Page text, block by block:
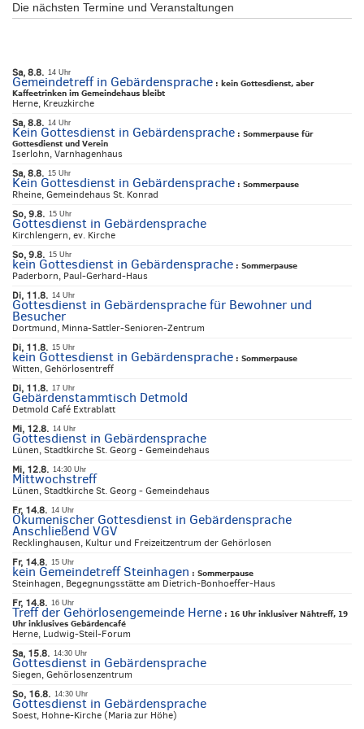
Die nächsten Termine und Veranstaltungen
Sa, 8.8. 14 Uhr
Gemeindetreff in Gebärdensprache : kein Gottesdienst, aber
Kaffeetrinken im Gemeindehaus bleibt
Herne, Kreuzkirche
Sa, 8.8. 14 Uhr
Kein Gottesdienst in Gebärdensprache : Sommerpause für
Gottesdienst und Verein
Iserlohn, Varnhagenhaus
Sa, 8.8. 15 Uhr
Kein Gottesdienst in Gebärdensprache : Sommerpause
Rheine, Gemeindehaus St. Konrad
So, 9.8. 15 Uhr
Gottesdienst in Gebärdensprache
Kirchlengern, ev. Kirche
So, 9.8. 15 Uhr
kein Gottesdienst in Gebärdensprache : Sommerpause
Paderborn, Paul-Gerhard-Haus
Di, 11.8. 14 Uhr
Gottesdienst in Gebärdensprache für Bewohner und
Besucher
Dortmund, Minna-Sattler-Senioren-Zentrum
Di, 11.8. 15 Uhr
kein Gottesdienst in Gebärdensprache : Sommerpause
Witten, Gehörlosentreff
Di, 11.8. 17 Uhr
Gebärdenstammtisch Detmold
Detmold Café Extrablatt
Mi, 12.8. 14 Uhr
Gottesdienst in Gebärdensprache
Lünen, Stadtkirche St. Georg - Gemeindehaus
Mi, 12.8. 14:30 Uhr
Mittwochstreff
Lünen, Stadtkirche St. Georg - Gemeindehaus
Fr, 14.8. 14 Uhr
Ökumenischer Gottesdienst in Gebärdensprache
Anschließend VGV
Recklinghausen, Kultur und Freizeitzentrum der Gehörlosen
Fr, 14.8. 15 Uhr
kein Gemeindetreff Steinhagen : Sommerpause
Steinhagen, Begegnungsstätte am Dietrich-Bonhoeffer-Haus
Fr, 14.8. 16 Uhr
Treff der Gehörlosengemeinde Herne : 16 Uhr inklusiver Nähtreff, 19
Uhr inklusives Gebärdencafé
Herne, Ludwig-Steil-Forum
Sa, 15.8. 14:30 Uhr
Gottesdienst in Gebärdensprache
Siegen, Gehörlosenzentrum
So, 16.8. 14:30 Uhr
Gottesdienst in Gebärdensprache
Soest, Hohne-Kirche (Maria zur Höhe)